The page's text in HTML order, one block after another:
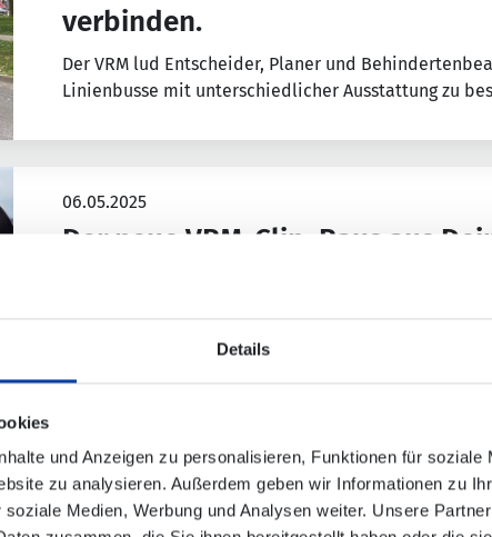
Details
und Anzeigen zu personalisieren, Funktionen für soziale
zu analysieren. Außerdem geben wir Informationen zu
Medien, Werbung und Analysen weiter. Unsere
verbinden.
Der VRM lud Entscheider, Planer und
Linienbusse mit unterschiedlicher Ausstattung zu
06.05.2025
Der neue VRM-Clip: Raus aus
Entdecke mit dem VRM die Region und der Alltag ist
11.04.2025